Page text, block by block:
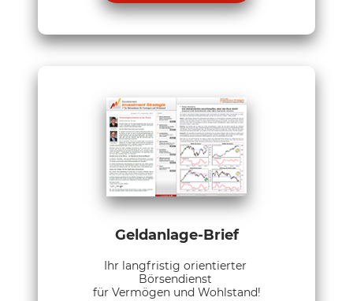
Geldanlage-Brief
Ihr langfristig orientierter
Börsendienst
für Vermögen und Wohlstand!